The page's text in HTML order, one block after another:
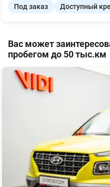
Под заказ Доступный
Вас может
пробегом до 50 тыс.км